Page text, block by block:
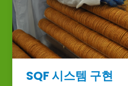
SQF 시스템 구현